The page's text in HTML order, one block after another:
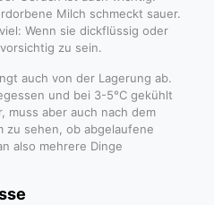
Milch schmeckt sauer.
Wenn sie dickflüssig oder
zu sein.
auch von der Lagerung ab.
und bei 3-5°C gekühlt
muss aber auch nach dem
zu sehen, ob abgelaufene
also mehrere Dinge